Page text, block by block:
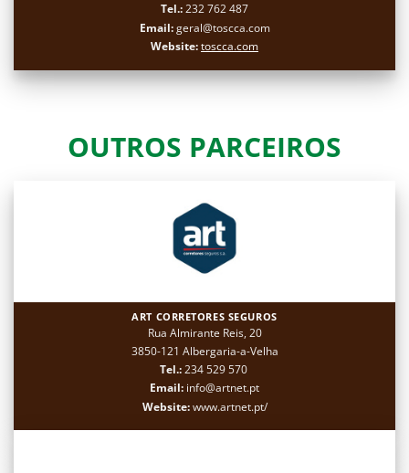
Tel.:232 762 487
Email:geral@toscca.com
Website:toscca.com
OUTROS PARCEIROS
ART CORRETORES SEGUROS
Rua Almirante Reis, 20
3850-121 Albergaria-a-Velha
Tel.:234 529 570
Email: info@artnet.pt
Website:www.artnet.pt/